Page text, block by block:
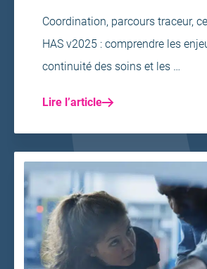
Coordination, parcours traceur,
HAS v2025 : comprendre les
continuité des soins et les …
Lire l’article